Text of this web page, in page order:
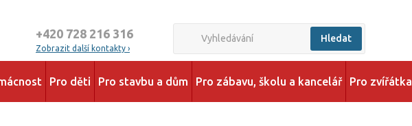
+420 728 216 316
Zobrazit další kontakty ›
Hledat
Pro děti Pro stavbu a dům Pro zábavu, školu a kancelář Pro zvířátka